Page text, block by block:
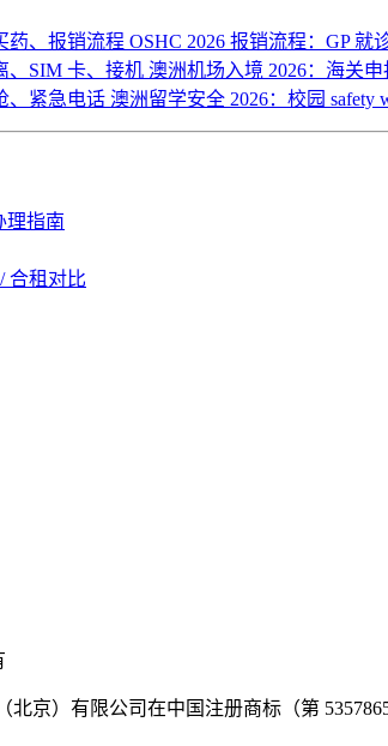
药、报销流程 OSHC 2026 报销流程：GP 就
、SIM 卡、接机 澳洲机场入境 2026：海关
、紧急电话 澳洲留学安全 2026：校园 safety
理指南
合租对比
京）有限公司在中国注册商标（第